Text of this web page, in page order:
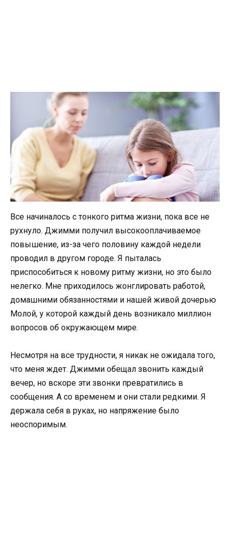
Все начиналось с тонкого ритма жизни, пока все не
рухнуло. Джимми получил высокооплачиваемое
повышение, из-за чего половину каждой недели
проводил в другом городе. Я пыталась
приспособиться к новому ритму жизни, но это было
нелегко. Мне приходилось жонглировать работой,
домашними обязанностями и нашей живой дочерью
Молой, у которой каждый день возникало миллион
вопросов об окружающем мире.
Несмотря на все трудности, я никак не ожидала того,
что меня ждет. Джимми обещал звонить каждый
вечер, но вскоре эти звонки превратились в
сообщения. А со временем и они стали редкими. Я
держала себя в руках, но напряжение было
неоспоримым.